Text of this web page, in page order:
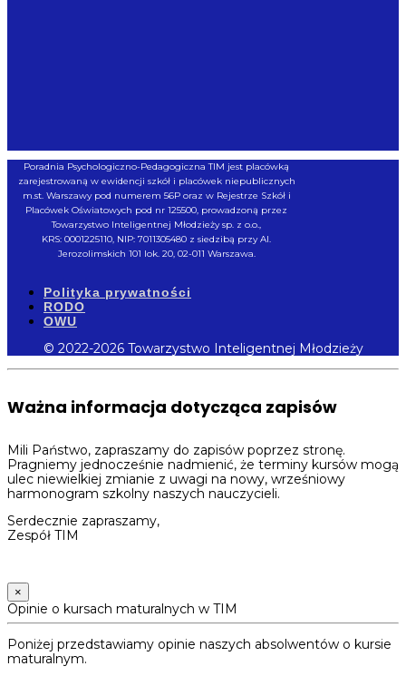
Poradnia Psychologiczno-Pedagogiczna TIM jest placówką
zarejestrowaną w ewidencji szkół i placówek niepublicznych
m.st. Warszawy pod numerem 56P oraz w Rejestrze Szkół i
Placówek Oświatowych pod nr 125500, prowadzoną przez
Towarzystwo Inteligentnej Młodzieży sp. z o.o.,
KRS: 0001225110, NIP: 7011305480 z siedzibą przy Al.
Jerozolimskich 101 lok. 20, 02-011 Warszawa.
Polityka prywatności
RODO
OWU
© 2022-2026 Towarzystwo Inteligentnej Młodzieży
Ważna informacja dotycząca zapisów
Mili Państwo, zapraszamy do zapisów poprzez stronę.
Pragniemy jednocześnie nadmienić, że terminy kursów mogą
ulec niewielkiej zmianie z uwagi na nowy, wrześniowy
harmonogram szkolny naszych nauczycieli.
Serdecznie zapraszamy,
Zespół TIM
×
Opinie o kursach maturalnych w TIM
Poniżej przedstawiamy opinie naszych absolwentów o kursie
maturalnym.